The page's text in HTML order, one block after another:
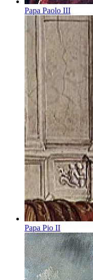
Papa Paolo III
Papa Pio II